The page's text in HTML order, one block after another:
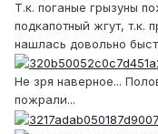
Т.к. поганые грызуны
подкапотный жгут, т.к.
нашлась довольно
Не зря наверное...
пожрали...